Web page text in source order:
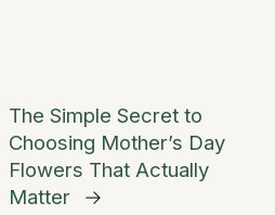
The Simple Secret to
Choosing Mother’s Day
Flowers That Actually
Matter
→